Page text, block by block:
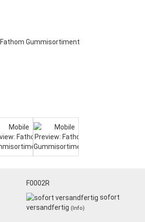
F0002R
sofort
versandfertig (Info)